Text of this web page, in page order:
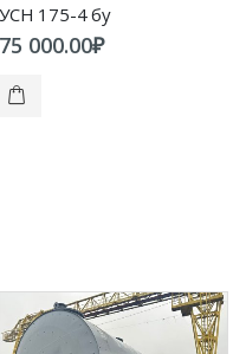
УСН 175-4 бу
75 000.00₽